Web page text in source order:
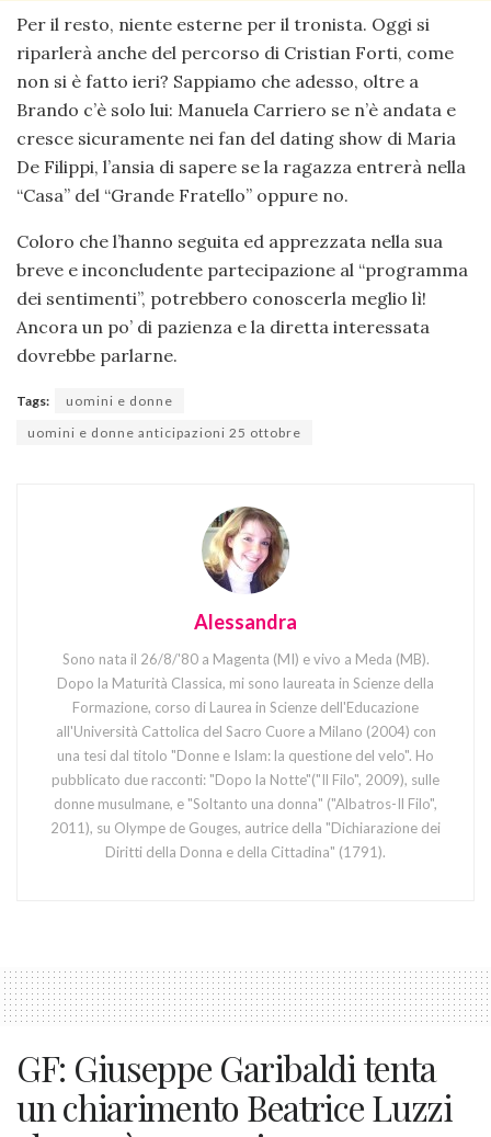
Per il resto, niente esterne per il tronista. Oggi si
riparlerà anche del percorso di Cristian Forti, come
non si è fatto ieri? Sappiamo che adesso, oltre a
Brando c’è solo lui: Manuela Carriero se n’è andata e
cresce sicuramente nei fan del dating show di Maria
De Filippi, l’ansia di sapere se la ragazza entrerà nella
“Casa” del “Grande Fratello” oppure no.
Coloro che l’hanno seguita ed apprezzata nella sua
breve e inconcludente partecipazione al “programma
dei sentimenti”, potrebbero conoscerla meglio lì!
Ancora un po’ di pazienza e la diretta interessata
dovrebbe parlarne.
Tags:
uomini e donne
uomini e donne anticipazioni 25 ottobre
Alessandra
Sono nata il 26/8/'80 a Magenta (MI) e vivo a Meda (MB).
Dopo la Maturità Classica, mi sono laureata in Scienze della
Formazione, corso di Laurea in Scienze dell'Educazione
all'Università Cattolica del Sacro Cuore a Milano (2004) con
una tesi dal titolo "Donne e Islam: la questione del velo". Ho
pubblicato due racconti: "Dopo la Notte"("Il Filo", 2009), sulle
donne musulmane, e "Soltanto una donna" ("Albatros-Il Filo",
2011), su Olympe de Gouges, autrice della "Dichiarazione dei
Diritti della Donna e della Cittadina" (1791).
GF: Giuseppe Garibaldi tenta
un chiarimento Beatrice Luzzi